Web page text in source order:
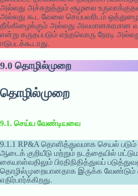
அல்லது அச்சுறுத்தும் சூழலை
அல்லது கூட வேலை செய்பவரிடம்
தீங்கிழைக்கும் அல்லது அவமானகரமான
என்று கருதப்படும் எந்தவொரு நேரடி
ஈடுபடக்கூடாது.
9.0 தொழில்முறை
தொழில்முறை
9.1. செய்ய வேண்டியவை
9.1.1 RP&A தொளித்துவமாக செயல்
ஆடைக் குறியீடு மற்றும் நடத்தையில்
கையாள்வதிலும் பிரதிநிதித்துவப்
தொழில்முறையானதாக இருக்க வேண்டும்
எதிர்பார்க்கிறது.